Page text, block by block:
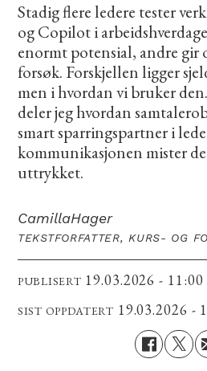
Stadig flere ledere tester
og Copilot i
enormt potensial, andre gir
forsøk. Forskjellen ligger
men i hvordan vi bruker
deler jeg hvordan
smart sparringspartner i
kommunikasjonen mister
uttrykket.
CamillaHager
TEKSTFORFATTER, KURS- OG
PUBLISERT 19.03.2026 - 11:00
SIST OPPDATERT 19.03.2026 -